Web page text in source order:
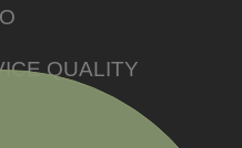
QUALITY